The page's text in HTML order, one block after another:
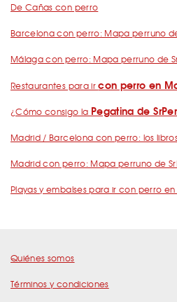
De Cañas con perro
Barcelona con perro: Mapa perruno
Málaga con perro: Mapa perruno de
Restaurantes para ircon perro en
¿Cómo consigo la Pegatina de
Madrid / Barcelona con perro: los
Madrid con perro: Mapa perruno de
Playas y embalses para ir con perro en
Quiénes somos
Términos y condiciones